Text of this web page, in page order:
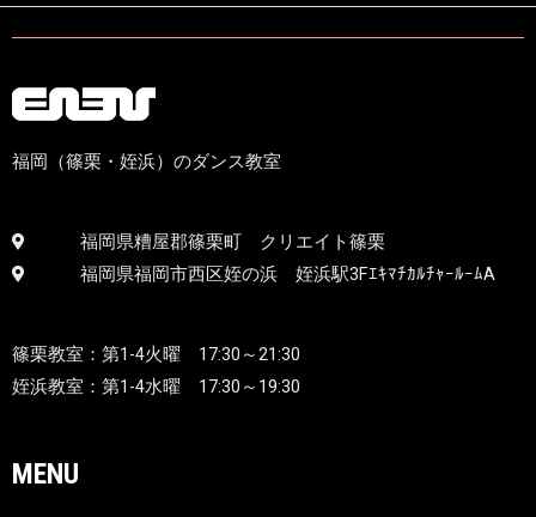
福岡（篠栗・姪浜）のダンス教室
福岡県糟屋郡篠栗町 クリエイト篠栗
福岡県福岡市西区姪の浜 姪浜駅3FｴｷﾏﾁｶﾙﾁｬｰﾙｰﾑA
篠栗教室：第1-4火曜 17:30～21:30
姪浜教室： 第1-4水曜 17:30～19:30
MENU